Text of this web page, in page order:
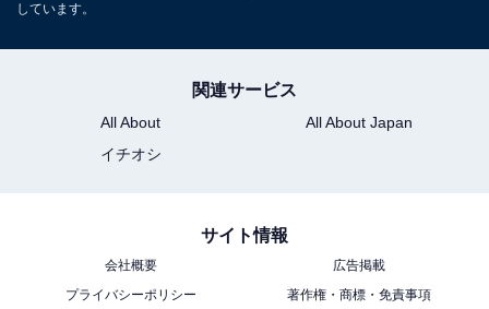
しています。
関連サービス
All About
All About Japan
イチオシ
サイト情報
会社概要
広告掲載
プライバシーポリシー
著作権・商標・免責事項